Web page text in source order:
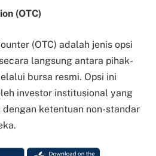
(OTC)
(OTC) adalah jenis opsi
langsung antara pihak-
bursa resmi. Opsi ini
investor institusional yang
ketentuan non-standar